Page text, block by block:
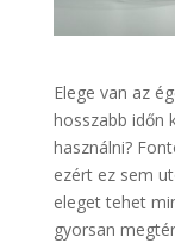
Elege van az
hosszabb időn
használni?
ezért ez sem
eleget tehet
gyorsan